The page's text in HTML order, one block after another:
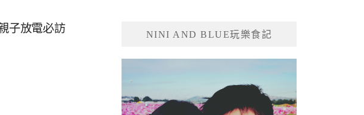
子放電必訪 NINI AND BLUE玩樂食記